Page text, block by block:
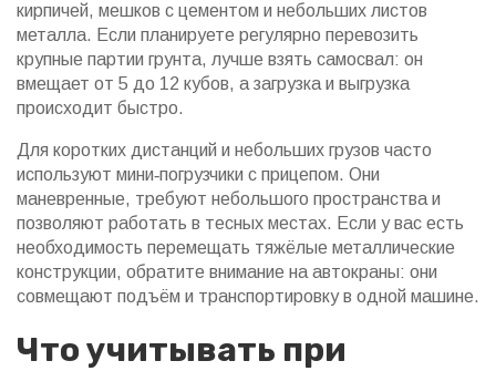
кирпичей, мешков с цементом и небольших листов
металла. Если планируете регулярно перевозить
крупные партии грунта, лучше взять самосвал: он
вмещает от 5 до 12 кубов, а загрузка и выгрузка
происходит быстро.
Для коротких дистанций и небольших грузов часто
используют мини‑погрузчики с прицепом. Они
маневренные, требуют небольшого пространства и
позволяют работать в тесных местах. Если у вас есть
необходимость перемещать тяжёлые металлические
конструкции, обратите внимание на автокраны: они
совмещают подъём и транспортировку в одной машине.
Что учитывать при